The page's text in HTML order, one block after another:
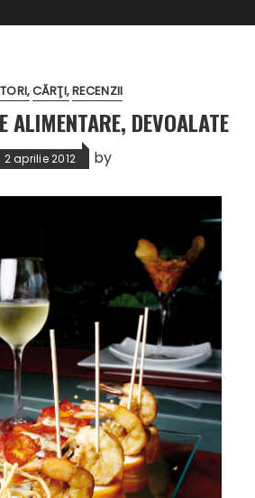
CĂRŢI RECENZII
ALIMENTARE, DEVOALATE
2 aprilie 2012 by